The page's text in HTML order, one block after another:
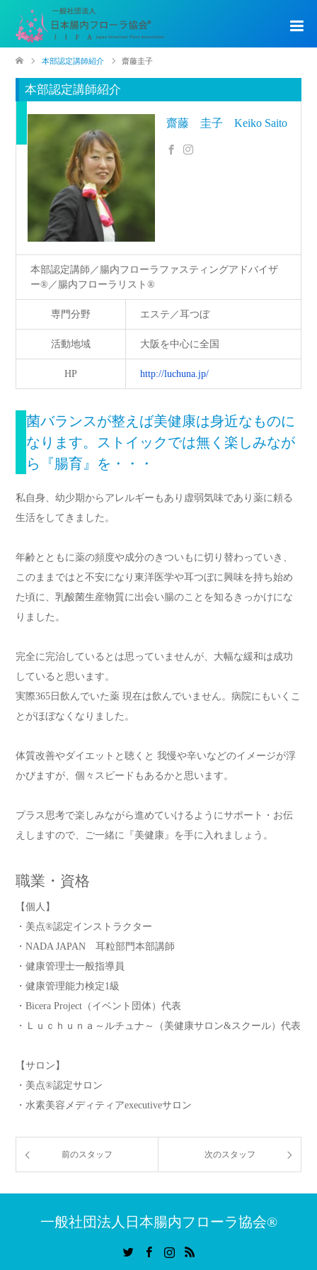
本部認定講師紹介 齋藤圭子
本部認定講師紹介
齋藤 圭子 Keiko Saito
本部認定講師／腸内フローラファスティングアドバイザ
ー®／腸内フローラリスト®
専門分野 エステ／耳つぼ
活動地域 大阪を中心に全国
HP http://luchuna.jp/
菌バランスが整えば美健康は身近なものに
なります。ストイックでは無く楽しみなが
ら『腸育』を・・・
私自身、幼少期からアレルギーもあり虚弱気味であり薬に頼る
生活をしてきました。
年齢とともに薬の頻度や成分のきついもに切り替わっていき、
このままではと不安になり東洋医学や耳つぼに興味を持ち始め
た頃に、乳酸菌生産物質に出会い腸のことを知るきっかけにな
りました。
完全に完治しているとは思っていませんが、大幅な緩和は成功
していると思います。
実際365日飲んでいた薬 現在は飲んでいません。病院にもいくこ
とがほぼなくなりました。
体質改善やダイエットと聴くと 我慢や辛いなどのイメージが浮
かびますが、個々スピードもあるかと思います。
プラス思考で楽しみながら進めていけるようにサポート・お伝
えしますので、ご一緒に『美健康』を手に入れましょう。
職業・資格
【個人】
・美点®認定インストラクター
・NADA JAPAN 耳粒部門本部講師
・健康管理士一般指導員
・健康管理能力検定1級
・Bicera Project（イベント団体）代表
・Ｌｕｃｈｕｎａ～ルチュナ～（美健康サロン&スクール）代表
【サロン】
・美点®認定サロン
・水素美容メディティアexecutiveサロン
前のスタッフ 次のスタッフ
一般社団法人日本腸内フローラ協会®︎
RSS